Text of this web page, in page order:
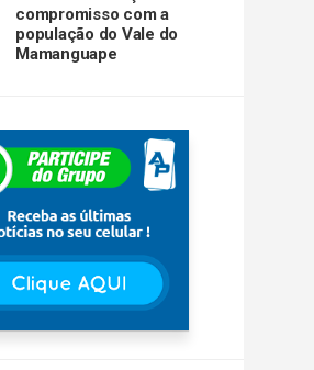
compromisso com a
população do Vale do
Mamanguape